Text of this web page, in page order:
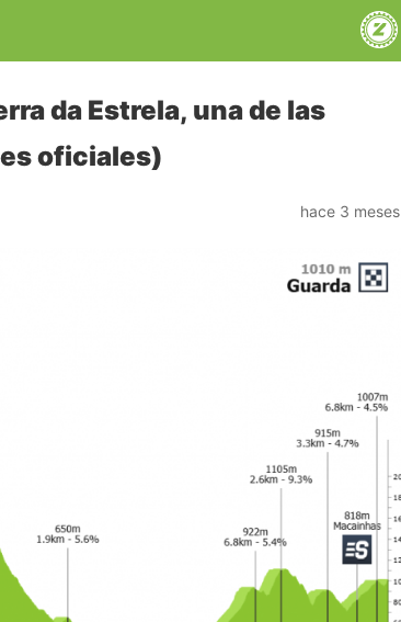
da Estrela, una de las
oficiales)
hace 3 meses